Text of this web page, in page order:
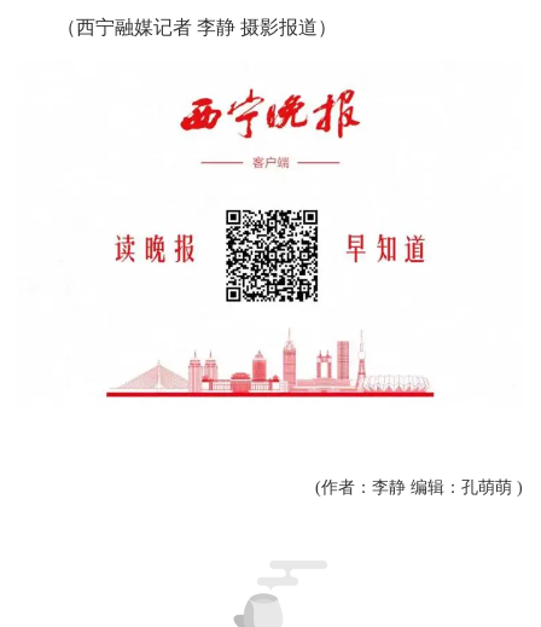
（西宁融媒记者 李静 摄影报道）
(作者：李静 编辑：孔萌萌 )